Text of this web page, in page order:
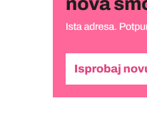
Liliana